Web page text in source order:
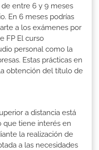
entre 6 y 9 meses
En 6 meses podrías
a los exámenes por
FP El curso
personal como la
Estas prácticas en
obtención del título de
a distancia está
que tiene interés en
la realización de
a las necesidades